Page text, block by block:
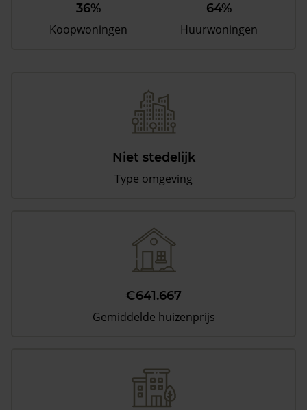
36%
Koopwoningen
64%
Huurwoningen
Niet stedelijk
Type omgeving
€641.667
Gemiddelde huizenprijs